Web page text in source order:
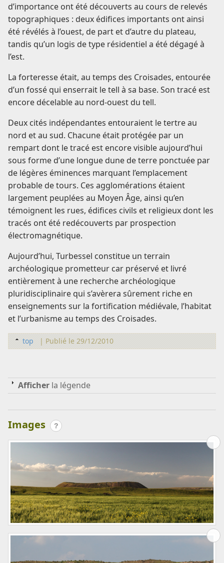
d’importance ont été découverts au cours de relevés
topographiques : deux édifices importants ont ainsi
été révélés à l’ouest, de part et d’autre du plateau,
tandis qu’un logis de type résidentiel a été dégagé à
l’est.
La forteresse était, au temps des Croisades, entourée
d’un fossé qui enserrait le tell à sa base. Son tracé est
encore décelable au nord-ouest du tell.
Deux cités indépendantes entouraient le tertre au
nord et au sud. Chacune était protégée par un
rempart dont le tracé est encore visible aujourd’hui
sous forme d’une longue dune de terre ponctuée par
de légères éminences marquant l’emplacement
probable de tours. Ces agglomérations étaient
largement peuplées au Moyen Âge, ainsi qu’en
témoignent les rues, édifices civils et religieux dont les
tracés ont été redécouverts par prospection
électromagnétique.
Aujourd’hui, Turbessel constitue un terrain
archéologique prometteur car préservé et livré
entièrement à une recherche archéologique
pluridisciplinaire qui s’avèrera sûrement riche en
enseignements sur la fortification médiévale, l’habitat
et l’urbanisme au temps des Croisades.
top | Publié le 29/12/2010
Afficher la légende
Images ?